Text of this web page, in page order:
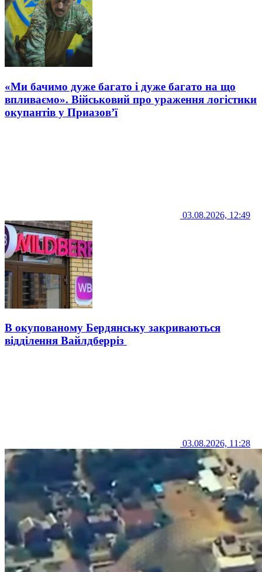
«Ми бачимо дуже багато і дуже багато на що
впливаємо». Військовий про ураження логістики
окупантів у Приазов’ї
03.08.2026, 12:49
В окупованому Бердянську закриваються
відділення Вайлдберріз
03.08.2026, 11:28